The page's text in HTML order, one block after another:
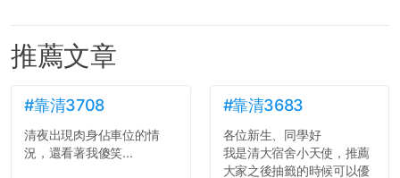
推薦文章
#靠清3708
清夜出現肉身佔車位的情
況，還看著我傻笑...
#靠清3683
各位新生、同學好
我是清大宿舍小天使，推薦
大家之後抽籤的時候可以優